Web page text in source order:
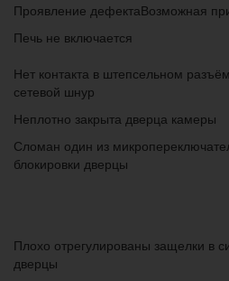
Проявление дефектаВозможная
Печь не включается
Нет контакта в штепсельном
сетевой шнур
Неплотно закрыта дверца камеры
Сломан один из
блокировки дверцы
Плохо отрегулированы защелки в
дверцы